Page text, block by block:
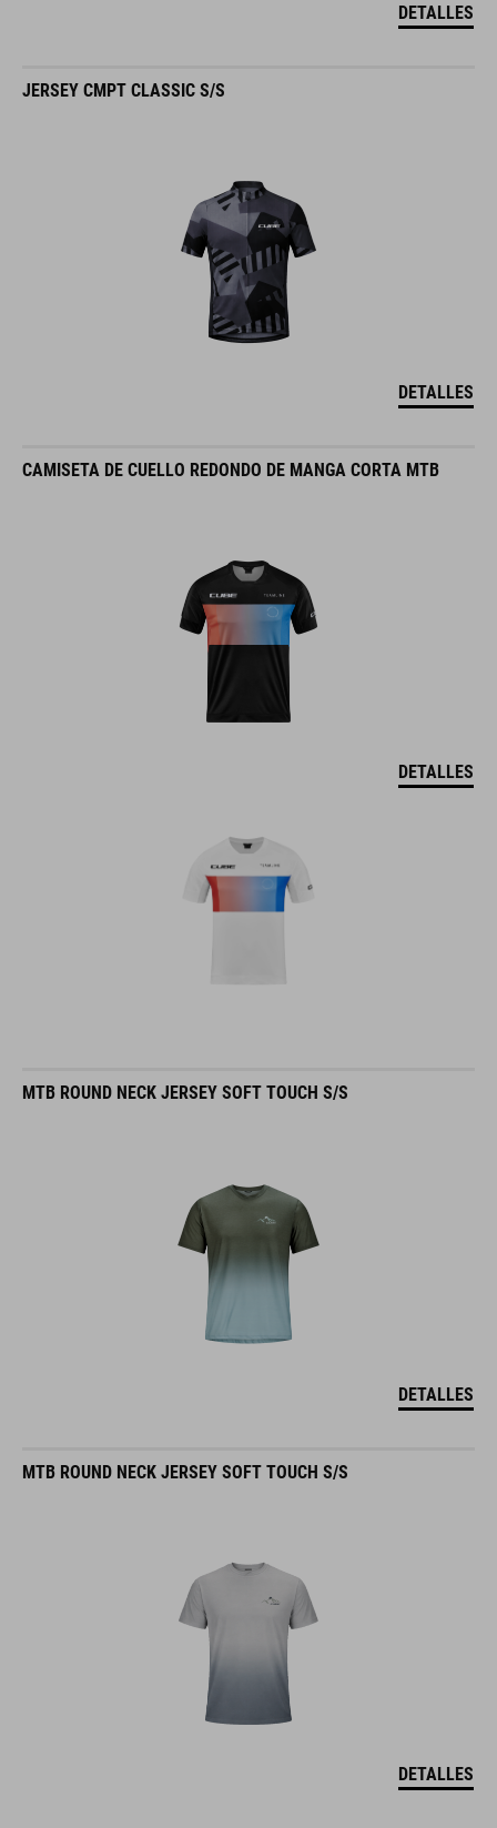
DETALLES
JERSEY CMPT CLASSIC S/S
DETALLES
CAMISETA DE CUELLO REDONDO DE MANGA CORTA MTB
DETALLES
MTB ROUND NECK JERSEY SOFT TOUCH S/S
DETALLES
MTB ROUND NECK JERSEY SOFT TOUCH S/S
DETALLES